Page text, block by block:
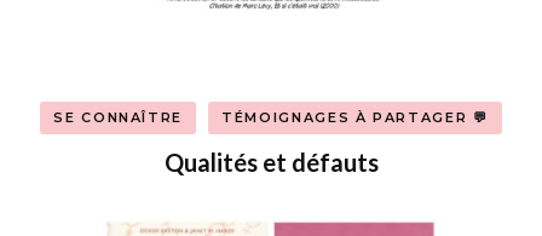
SE CONNAÎTRE TÉMOIGNAGES À PARTAGER 💬
Qualités et défauts